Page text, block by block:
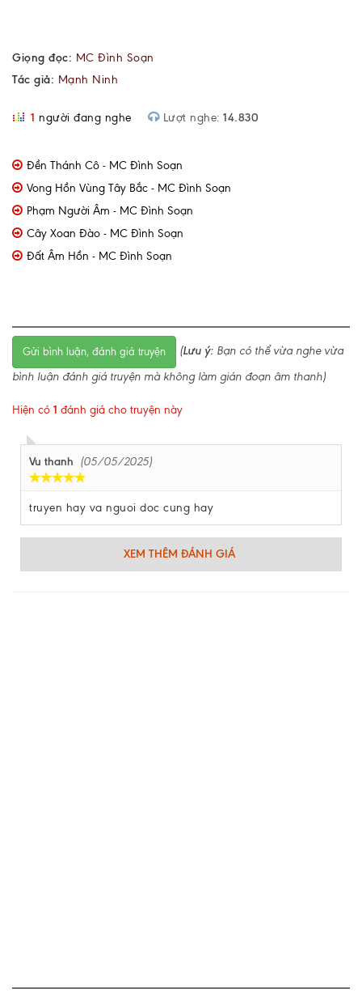
Giọng đọc: MC Đình Soạn
Tác giả: Mạnh Ninh
1 người đang nghe Lượt nghe: 14.830
Đền Thánh Cô - MC Đình Soạn
Vong Hồn Vùng Tây Bắc - MC Đình Soạn
Phạm Người Âm - MC Đình Soạn
Cây Xoan Đào - MC Đình Soạn
Đất Âm Hồn - MC Đình Soạn
Gửi bình luận, đánh giá truyện (Lưu ý: Bạn có thể vừa nghe vừa
bình luận đánh giá truyện mà không làm gián đoạn âm thanh)
Hiện có 1 đánh giá cho truyện này
Vu thanh (05/05/2025)
truyen hay va nguoi doc cung hay
XEM THÊM ĐÁNH GIÁ